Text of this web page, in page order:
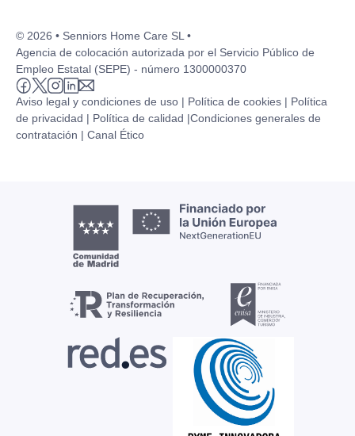
© 2026 • Senniors Home Care SL •
Agencia de colocación autorizada por el Servicio Público de
Empleo Estatal (SEPE) - número 1300000370
Aviso legal y condiciones de uso | Política de cookies | Política
de privacidad | Política de calidad |Condiciones generales de
contratación | Canal Ético